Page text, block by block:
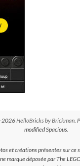
2026HelloBricks by Brickman.
modified Spacious.
et créations présentes sur ce
marque déposée par The